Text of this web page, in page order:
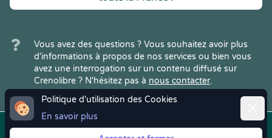
Politique d'utilisation des Cookies
En savoir plus
Vous avez des questions ? Vous souhaitez avoir plus
d'informations à propos de nos services ou bien vous
avez une interrogation sur un contenu diffusé sur
Crenolibre ? N'hésitez pas à nous contacter.
Copyright © 2022Crenolibre, tous Mentions | CGV | RGPD